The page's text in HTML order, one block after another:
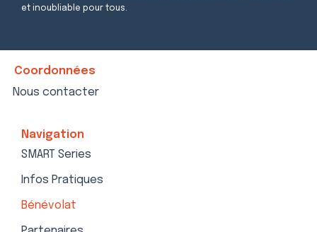
et inoubliable pour tous.
Coordonnées
Nous contacter
Navigation
SMART Series
Infos Pratiques
Bénévolat